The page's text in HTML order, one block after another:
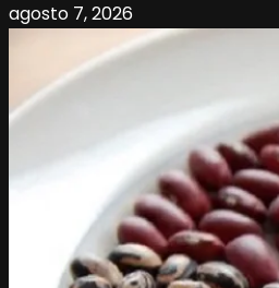
agosto 7, 2026